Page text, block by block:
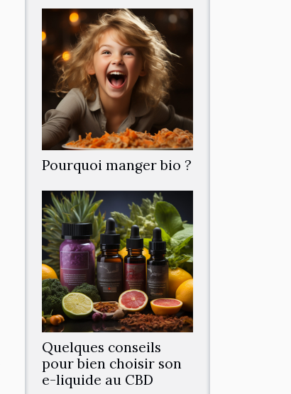
Pourquoi manger bio ?
Quelques conseils
pour bien choisir son
e-liquide au CBD